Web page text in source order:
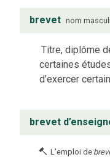
brevet nom
Titre, diplôme
certaines
d’exercer
brevet
L'emploi de